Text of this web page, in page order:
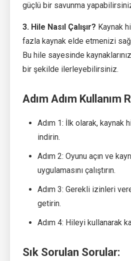
güçlü bir savunma
3. Hile Nasıl Çalışır? Kaynak
fazla kaynak elde etmenizi
Bu hile sayesinde
bir şekilde ilerleyebilirsiniz.
Adım Adım Kullanım
Adım 1: İlk olarak, kaynak
indirin.
Adım 2: Oyunu açın ve
uygulamasını çalıştırın.
Adım 3: Gerekli izinleri
getirin.
Adım 4: Hileyi kullanarak
Sık Sorulan Sorular: